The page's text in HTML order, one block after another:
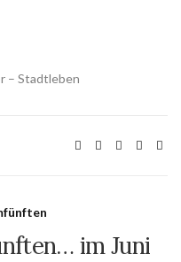
– Stadtleben
im Juni